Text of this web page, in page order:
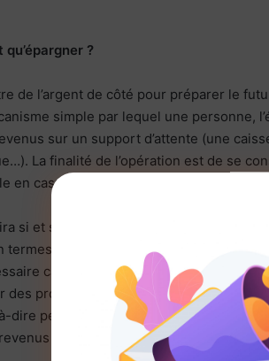
qu’épargner ?
de l’argent de côté pour préparer le
simple par lequel une personne,
sur un support d’attente (une
La finalité de l’opération est de se
en cas de besoin.
si et seulement si l’épargnant fait des
termes de gestion de patrimoine,
car elle peut aider dans des
des projets qui tiennent à cœur.
dire peut subvenir lorsque l’on ne
au cours d’un mois.